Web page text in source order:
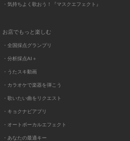
・気持ちよく歌おう！『マスクエフェクト』
お店でもっと楽しむ
・全国採点グランプリ
・分析採点AI＋
・うたスキ動画
・カラオケで楽器を弾こう
・歌いたい曲をリクエスト
・キョクナビアプリ
・オートボーカルエフェクト
・あなたの最適キー